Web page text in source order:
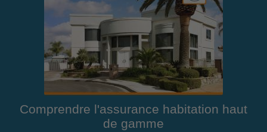
Comprendre l'assurance habitation haut
de gamme